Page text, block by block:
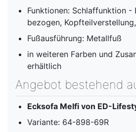
Funktionen: Schlaffunktion -
bezogen,
Fußausführung: Metallfuß
in weiteren Farben und
erhältlich
Angebot bestehend
Ecksofa Melfi von ED-
Variante: 64-898-69R